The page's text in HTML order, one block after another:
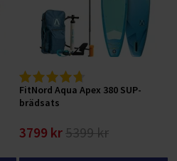
FitNord Aqua Apex 380 SUP-
brädsats
3799 kr5399 kr